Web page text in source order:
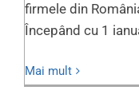
firmele din
Începând cu 1
Mai mult